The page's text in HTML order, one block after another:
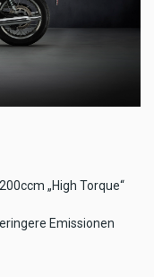
„High Torque“
Emissionen